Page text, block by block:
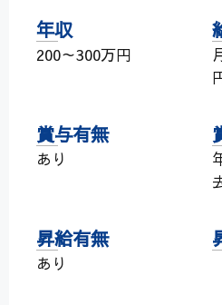
年収
200～300万円
賞与有無
あり
昇給有無
あり